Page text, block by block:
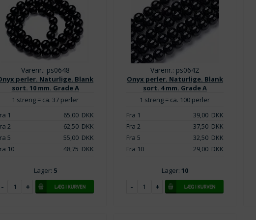
Varenr.: ps0648
perler. Naturlige. Blank
sort. 10 mm. Grade A
1 streng = ca. 37 perler
1
65,00 DKK
2
62,50 DKK
5
55,00 DKK
10
48,75 DKK
Lager: 5
Varenr.: ps0642
Onyx perler. Naturlige. Blank
sort. 4 mm. Grade A
1 streng = ca. 100 perler
Fra 1
39,00DKK
Fra 2
37,50DKK
Fra 5
32,50DKK
Fra 10
29,00DKK
Lager: 10